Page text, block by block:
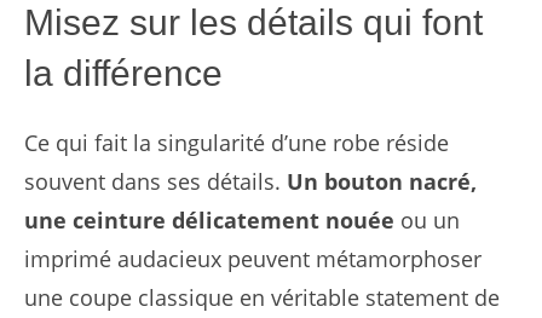
Misez sur les détails qui font
la différence
Ce qui fait la singularité d’une robe réside
souvent dans ses détails. Un bouton nacré,
une ceinture délicatement nouée ou un
imprimé audacieux peuvent métamorphoser
une coupe classique en véritable statement de